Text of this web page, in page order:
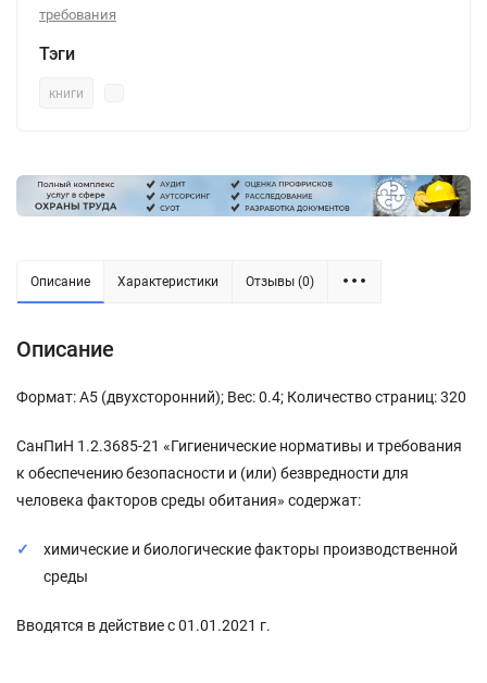
требования
Тэги
книги
Описание Характеристики Отзывы (0)
Описание
Формат: А5 (двухсторонний); Вес: 0.4; Количество страниц: 320
СанПиН 1.2.3685-21 «Гигиенические нормативы и требования
к обеспечению безопасности и (или) безвредности для
человека факторов среды обитания» содержат:
химические и биологические факторы производственной
среды
Вводятся в действие с 01.01.2021 г.